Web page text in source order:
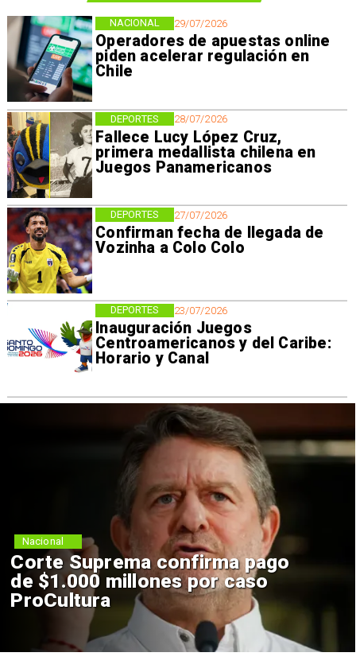
29/07/2026
Operadores de apuestas online
piden acelerar regulación en
Chile
NACIONAL
28/07/2026
Fallece Lucy López Cruz,
primera medallista chilena en
Juegos Panamericanos
DEPORTES
27/07/2026
Confirman fecha de llegada de
Vozinha a Colo Colo
DEPORTES
23/07/2026
Inauguración Juegos
Centroamericanos y del Caribe:
Horario y Canal
DEPORTES
Corte Suprema confirma pago
de $1.000 millones por caso
ProCultura
Nacional